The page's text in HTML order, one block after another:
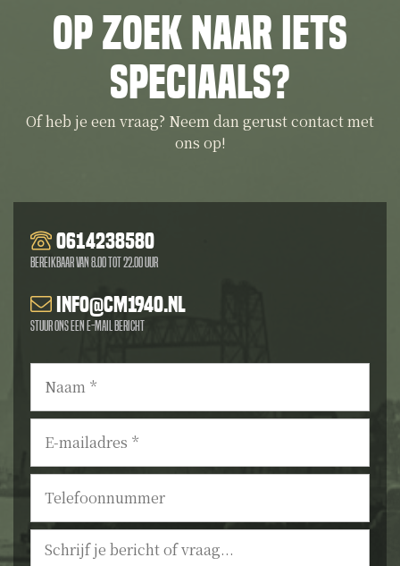
Op zoek naar iets
speciaals?
Of heb je een vraag? Neem dan gerust contact met
ons op!
0614238580
Bereikbaar van 8.00 tot 22.00 uur
info@cm1940.nl
Stuur ons een e-mail bericht
mailadres *